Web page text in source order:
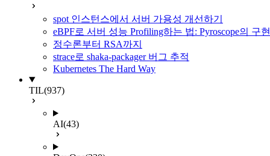
spot 인스턴스에서 서버 가용성 개선하기
eBPF로 서버 성능 Profiling하는 법: Pyroscope의 구
정수론부터 RSA까지
strace로 shaka-packager 버그 추적
Kubernetes The Hard Way
TIL(937)
AI(43)